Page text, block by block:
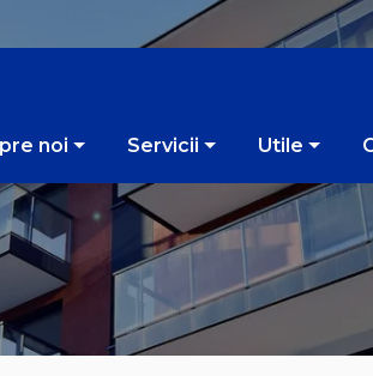
noi Servicii Utile